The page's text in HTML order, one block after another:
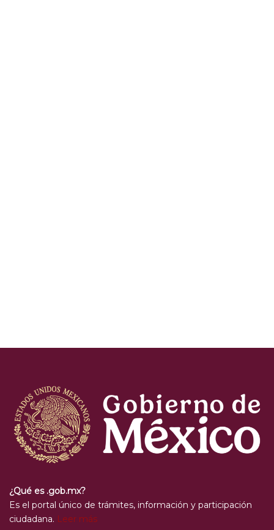
¿Qué es .gob.mx?
Es el portal único de trámites, información y participación
ciudadana. Leer más